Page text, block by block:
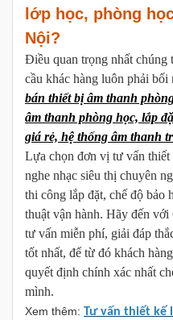
lớp học, phòng
Nội?
Điều quan trọng nhất chúng
cầu khác hàng luôn phải
bán thiết bị âm thanh
âm thanh phòng học, lắp
giá rẻ, hệ thống âm thanh
Lựa chọn đơn vị tư vấn thiết
nghe nhạc siêu thị chuyên
thi công lắp đặt, chế độ bảo
thuật vận hành. Hãy đến
tư vấn miễn phí, giải đáp
tốt nhất, để từ đó khách
quyết định chính xác nhất
mình.
Xem thêm: Tư vấn thiết kế